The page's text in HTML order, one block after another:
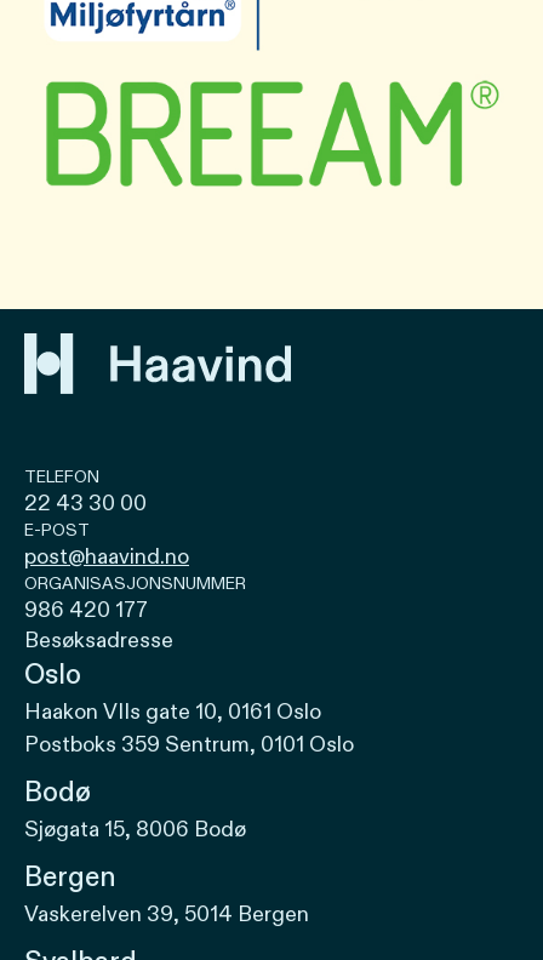
TELEFON
22 43 30 00
E-POST
post@haavind.no
ORGANISASJONSNUMMER
986 420 177
Besøksadresse
Oslo
Haakon VIIs gate 10, 0161 Oslo
Postboks 359 Sentrum, 0101 Oslo
Bodø
Sjøgata 15, 8006 Bodø
Bergen
Vaskerelven 39, 5014 Bergen